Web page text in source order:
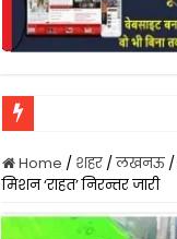
Home / शहर /लखनऊ /
मिशन ‘राहत’ निरन्तर जारी